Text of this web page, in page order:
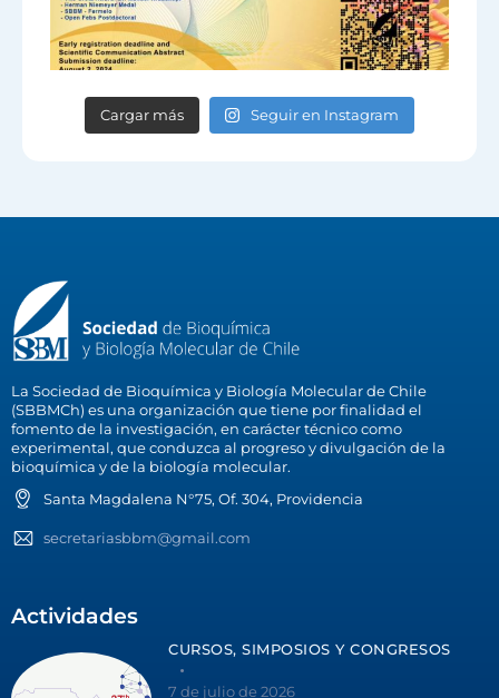
Cargar más Seguir en Instagram
La Sociedad de Bioquímica y Biología Molecular de Chile
(SBBMCh) es una organización que tiene por finalidad el
fomento de la investigación, en carácter técnico como
experimental, que conduzca al progreso y divulgación de la
bioquímica y de la biología molecular.
Santa Magdalena N°75, Of. 304, Providencia
secretariasbbm@gmail.com
Actividades
CURSOS, SIMPOSIOS Y CONGRESOS
7 de julio de 2026